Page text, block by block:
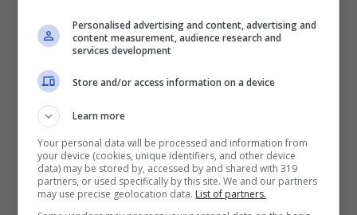
In caso di furto, smarrimento o di qualsiasi
altra problematica sarà più facile rintracciare
l’animale domestico.
Ulteriori informazioni
sull’anagrafe per gli animali
domestici: Regioni e sanzioni
Personalised advertising and content, advertising and
content measurement, audience research and
services development
Store and/or access information on a device
Learn more
Your personal data will be processed and information from
your device (cookies, unique identifiers, and other device
data) may be stored by, accessed by and shared with 319
partners, or used specifically by this site. We and our partners
may use precise geolocation data. List of partners.